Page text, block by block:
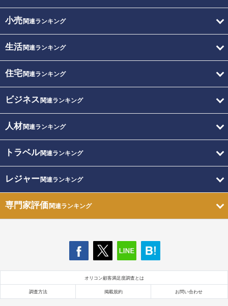
小売関連ランキング
生活関連ランキング
住宅関連ランキング
ビジネス 関連ランキング
人材関連ランキング
トラベル関連ランキング
レジャー関連ランキング
専門家評価関連ランキング
オリコン顧客満足度調査とは
調査方法 掲載規約 お問い合わせ